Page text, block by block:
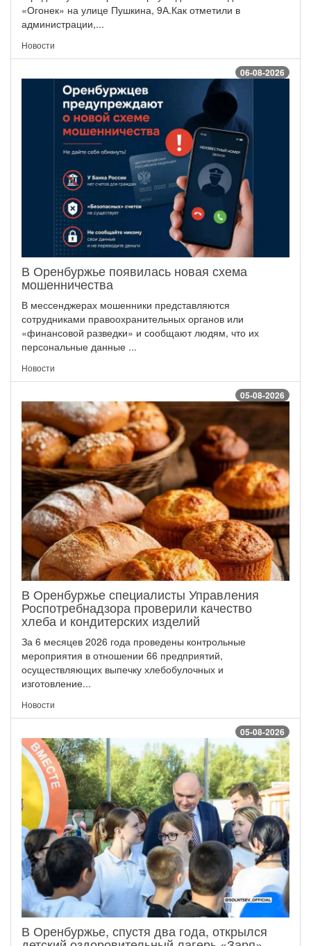
«Огонек» на улице Пушкина, 9А.Как отметили в
администрации,...
Новости
06-08-2026
В Оренбуржье появилась новая схема
мошенничества
В мессенджерах мошенники представляются
сотрудниками правоохранительных органов или
«финансовой разведки» и сообщают людям, что их
персональные данные ...
Новости
05-08-2026
В Оренбуржье специалисты Управления
Роспотребнадзора проверили качество
хлеба и кондитерских изделий
За 6 месяцев 2026 года проведены контрольные
мероприятия в отношении 66 предприятий,
осуществляющих выпечку хлебобулочных и
изготовление...
Новости
05-08-2026
В Оренбуржье, спустя два года, открылся